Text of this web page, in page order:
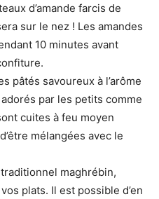
d’amande farcis de
sur le nez ! Les amandes
10 minutes avant
pâtés savoureux à l’arôme
par les petits comme
cuites à feu moyen
mélangées avec le
maghrébin,
plats. Il est possible d’en